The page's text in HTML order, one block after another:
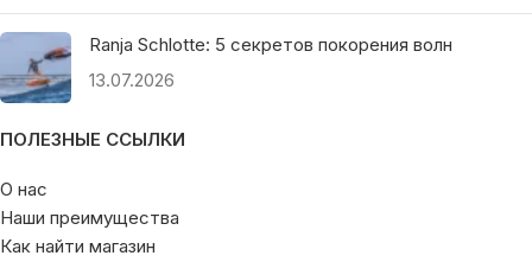
Ranja Schlotte: 5 секретов покорения волн
13.07.2026
ПОЛЕЗНЫЕ ССЫЛКИ
О нас
Наши преимущества
Как найти магазин